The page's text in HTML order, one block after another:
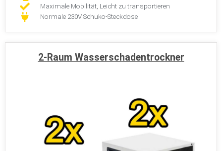
Maximale Mobilität, Leicht zu transportieren
Normale 230V Schuko-Steckdose
2-Raum Wasserschadentrockner